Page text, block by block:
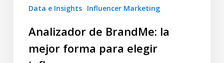
Data e Insights Influencer Marketing
Analizador de BrandMe: la
mejor forma para elegir